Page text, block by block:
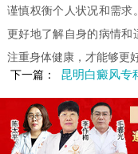
谨慎权衡个人状况和需求
更好地了解自身的病情和
注重身体健康，才能够更
下一篇：
昆明白癜风专